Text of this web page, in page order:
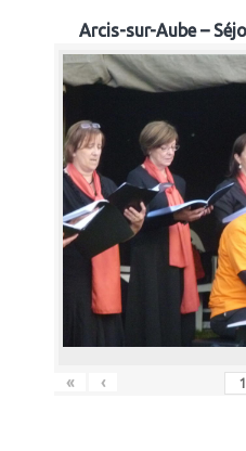
Arcis-sur-Aube –
« ‹